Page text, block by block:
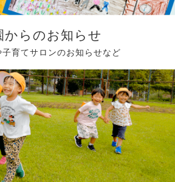
からのお知らせ
育てサロンのお知らせなど